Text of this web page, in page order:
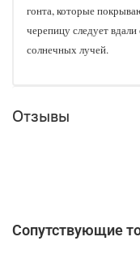
гонта, которые
черепицу следует
солнечных лучей.
Отзывы
Сопутствующие